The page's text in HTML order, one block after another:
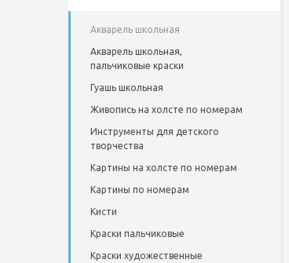
Акварель школьная
Акварель школьная,
пальчиковые краски
Гуашь школьная
Живопись на холсте по номерам
Инструменты для детского
творчества
Картины на холсте по номерам
Картины по номерам
Кисти
Краски пальчиковые
Краски художественные